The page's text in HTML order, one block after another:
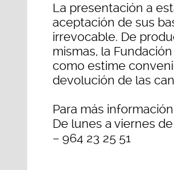
La presentación a
aceptación de sus
irrevocable. De
mismas, la
como estime
devolución de las
Para más
De lunes a viernes
– 964 23 25 51